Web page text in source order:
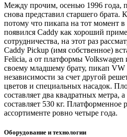
Между прочим, осенью 1996 года,
снова представил старшего
потому что пикапа на тот момент
появился Caddy как хороший
сотрудничества, на этот раз
Caddy Pickup (имя собственное)
Felicia, а от платформы Volkswagen
своему младшему брату, пикап VW
независимости за счет другой
цветов и специальных насадок.
составляет два квадратных метра, а
составляет 530 кг. Платформенное
ассортименте ровно четыре года.
Оборудование и технологии